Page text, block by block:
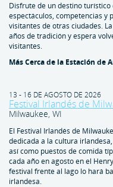
Disfrute de un destino
espectáculos, competencias y
visitantes de otras ciudades.
años de tradición y espera
visitantes.
Más Cerca de la Estación de
13 - 16 DE AGOSTO DE 2026
Festival Irlandés de
Milwaukee, WI
El Festival Irlandés de
dedicada a la cultura
así como puestos de comida
cada año en agosto en el
festival frente al lago lo hará
irlandesa.